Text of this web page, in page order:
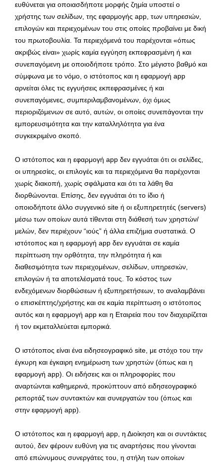
ευθύνεται για οποιασδήποτε μορφής ζημία υποστεί ο
χρήστης των σελίδων, της εφαρμογής app, των υπηρεσιών,
επιλογών και περιεχομένων του στις οποίες προβαίνει με δική
του πρωτοβουλία. Τα περιεχόμενά του παρέχονται «όπως
ακριβώς είναι» χωρίς καμία εγγύηση εκπεφρασμένη ή και
συνεπαγόμενη με οποιοδήποτε τρόπο. Στο μέγιστο βαθμό και
σύμφωνα με το νόμο, ο ιστότοπος και η εφαρμογή app
αρνείται όλες τις εγγυήσεις εκπεφρασμένες ή και
συνεπαγόμενες, συμπεριλαμβανομένων, όχι όμως
περιοριζόμενων σε αυτό, αυτών, οι οποίες συνεπάγονται την
εμπορευσιμότητα και την καταλληλότητα για ένα
συγκεκριμένο σκοπό.
Ο ιστότοπος και η εφαρμογή app δεν εγγυάται ότι οι σελίδες,
οι υπηρεσίες, οι επιλογές και τα περιεχόμενα θα παρέχονται
χωρίς διακοπή, χωρίς σφάλματα και ότι τα λάθη θα
διορθώνονται. Επίσης, δεν εγγυάται ότι το ίδιο ή
οποιοδήποτε άλλο συγγενικό site ή οι εξυπηρετητές (servers)
μέσω των οποίων αυτά τίθενται στη διάθεσή των χρηστών/
μελών, δεν περιέχουν “ιούς” ή άλλα επιζήμια συστατικά. Ο
ιστότοπος και η εφαρμογή app δεν εγγυάται σε καμία
περίπτωση την ορθότητα, την πληρότητα ή και
διαθεσιμότητα των περιεχομένων, σελίδων, υπηρεσιών,
επιλογών ή τα αποτελέσματά τους. Το κόστος των
ενδεχόμενων διορθώσεων ή εξυπηρετήσεων, το αναλαμβάνει
ο επισκέπτης/χρήστης και σε καμία περίπτωση ο ιστότοπος
αυτός και η εφαρμογή app και η Εταιρεία που τον διαχειρίζεται
ή τον εκμεταλλεύεται εμπορικά.
Ο ιστότοπος είναι ένα ειδησεογραφικό site, με στόχο του την
έγκυρη και έγκαιρη ενημέρωση των χρηστών (όπως και η
εφαρμογή app). Οι ειδήσεις και οι πληροφορίες που
αναρτώνται καθημερινά, προκύπτουν από ειδησεογραφικό
ρεπορτάζ των συντακτών και συνεργατών του (όπως και
στην εφαρμογή app).
Ο ιστότοπος και η εφαρμογή app, η Διοίκηση και οι συντάκτες
αυτού, δεν φέρουν ευθύνη για τις αναρτήσεις που γίνονται
από επώνυμους συνεργάτες του, η στήλη των οποίων